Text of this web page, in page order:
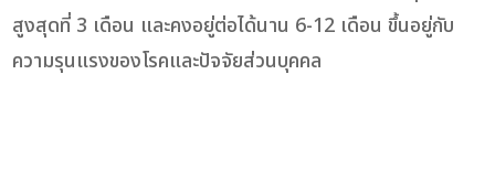
สูงสุดที่ 3 เดือน และคงอยู่ต่อได้นาน 6-12 เดือน ขึ้นอยู่กับ
ความรุนแรงของโรคและปัจจัยส่วนบุคคล